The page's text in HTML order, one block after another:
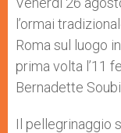
l’ormai
Roma sul luogo
prima volta l’11
Bernadette
Il pellegrinaggio